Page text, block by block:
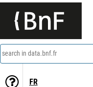
search in data.bnf.fr
FR